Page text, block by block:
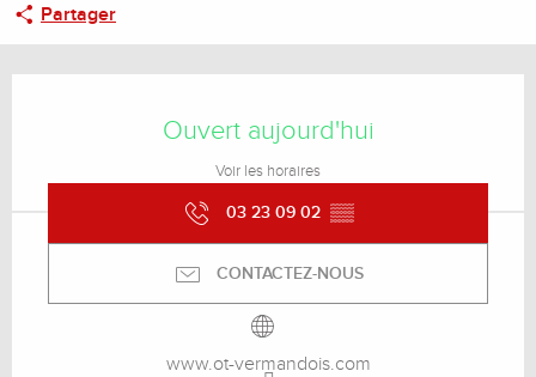
Partager
Ouvert aujourd'hui
Voir les horaires
03 23 09 02 ▒▒
CONTACTEZ-NOUS
www.ot-vermandois.com